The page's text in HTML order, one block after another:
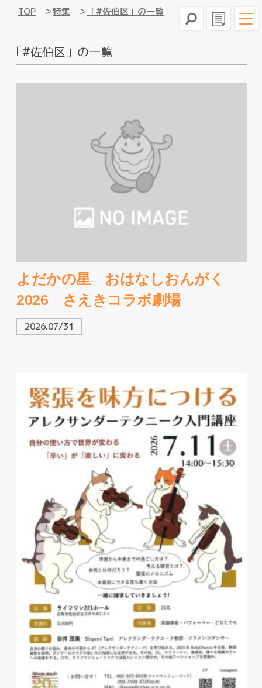
TOP 特集 「#佐伯区」の一覧
「#佐伯区」の一覧
よだかの星 おはなしおんがく
2026 さえきコラボ劇場
2026.07/31